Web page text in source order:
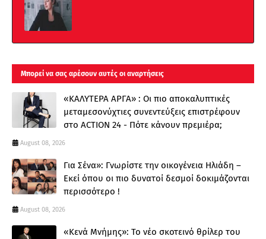
Μπορεί να σας αρέσουν αυτές οι αναρτήσεις
«ΚΑΛΥΤΕΡΑ ΑΡΓΑ» : Oι πιο αποκαλυπτικές
μεταμεσονύχτιες συνεντεύξεις επιστρέφουν
στο ACTION 24 - Πότε κάνουν πρεμιέρα;
August 08, 2026
Για Σένα»: Γνωρίστε την οικογένεια Ηλιάδη –
Εκεί όπου οι πιο δυνατοί δεσμοί δοκιμάζονται
περισσότερο !
August 08, 2026
«Κενά Μνήμης»: Το νέο σκοτεινό θρίλερ του